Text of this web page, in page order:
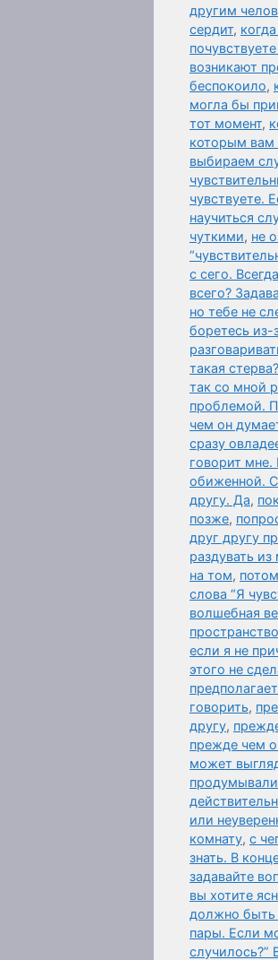
другим
сердит,
возникают
беспокоило,
могла бы
тот момент,
которым вам
выбираем
чувствуете.
научиться
чуткими, не
с сего.
всего?
но тебе не
боретесь из-
такая
так со мной
проблемой.
чем он
сразу
говорит
обиженной.
другу. Да,
позже,
друг другу
раздувать
на том,
слова “Я
волшебная
если я не
этого не
говорить,
другу,
прежде чем
может
или
комнату, с
знать. В
задавайте
вы хотите
должно быть
пары. Если
случилось?”